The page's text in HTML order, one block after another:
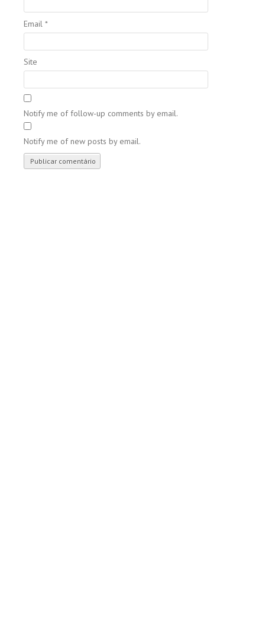
Email *
Site
Notify me of follow-up comments by email.
Notify me of new posts by email.